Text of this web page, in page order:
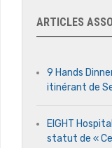
ARTICLES
9 Hands
itinérant de
EIGHT
statut de «